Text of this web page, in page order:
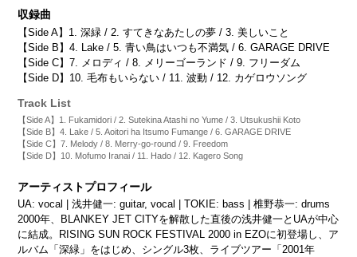
収録曲
【Side A】1. 深緑 / 2. すてきなあたしの夢 / 3. 美しいこと
【Side B】4. Lake / 5. 青い鳥はいつも不満気 / 6. GARAGE DRIVE
【Side C】7. メロディ / 8. メリーゴーランド / 9. フリーダム
【Side D】10. 毛布もいらない / 11. 波動 / 12. カゲロウソング
Track List
【Side A】1. Fukamidori / 2. Sutekina Atashi no Yume / 3. Utsukushii Koto
【Side B】4. Lake / 5. Aoitori ha Itsumo Fumange / 6. GARAGE DRIVE
【Side C】7. Melody / 8. Merry-go-round / 9. Freedom
【Side D】10. Mofumo Iranai / 11. Hado / 12. Kagero Song
アーティストプロフィール
UA: vocal | 浅井健一: guitar, vocal | TOKIE: bass | 椎野恭一: drums
2000年、BLANKEY JET CITYを解散した直後の浅井健一とUAが中心
に結成。RISING SUN ROCK FESTIVAL 2000 in EZOに初登場し、ア
ルバム「深緑」をはじめ、シングル3枚、ライブツアー「2001年